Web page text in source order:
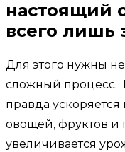
настоящий
всего лишь
Для этого нужны
сложный
правда
овощей, фруктов и
увеличивается